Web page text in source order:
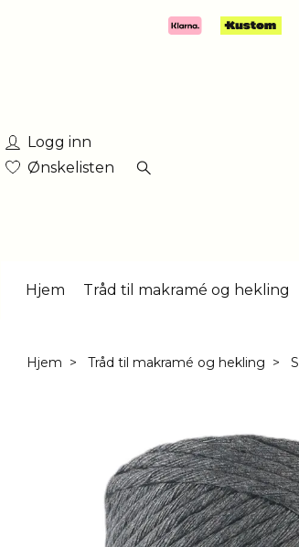
Logg inn
Ønskelisten
Hjem Tråd til makramé og hekling
Hjem Tråd til makramé og hekling